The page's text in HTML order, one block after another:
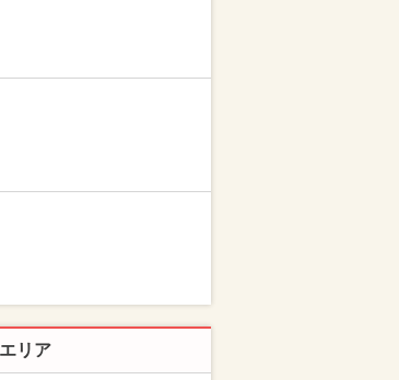
リア